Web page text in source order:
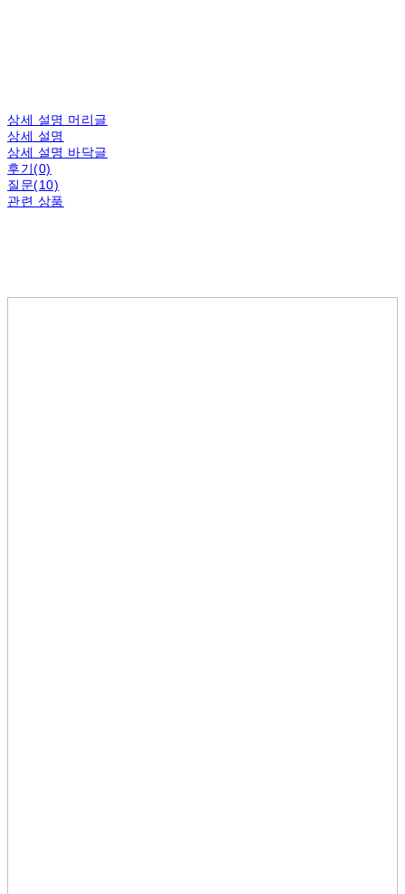
상세 설명 머리글
상세 설명
상세 설명 바닥글
후기(0)
질문(10)
관련 상품